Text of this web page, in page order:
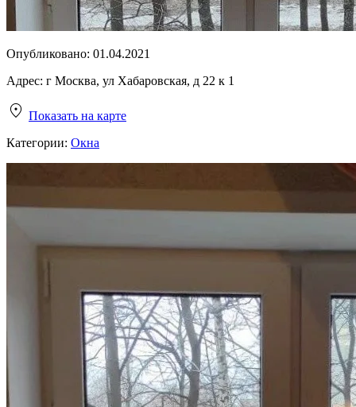
Опубликовано: 01.04.2021
Адрес: г Москва, ул Хабаровская, д 22 к 1
Показать на карте
Категории: Окна